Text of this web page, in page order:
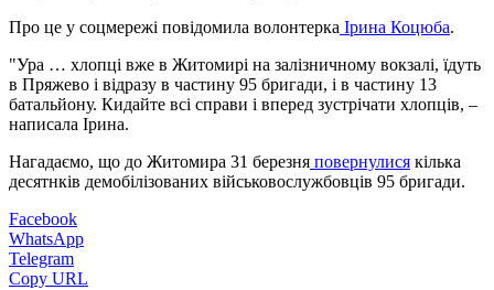
Про це у соцмережі повідомила волонтерка Ірина Коцюба.
"Ура … хлопці вже в Житомирі на залізничному вокзалі, їдуть
в Пряжево і відразу в частину 95 бригади, і в частину 13
батальйону. Кидайте всі справи і вперед зустрічати хлопців, –
написала Ірина.
Нагадаємо, що до Житомира 31 березня повернулися кілька
десятнків демобілізованих військовослужбовців 95 бригади.
Facebook
WhatsApp
Telegram
Copy URL